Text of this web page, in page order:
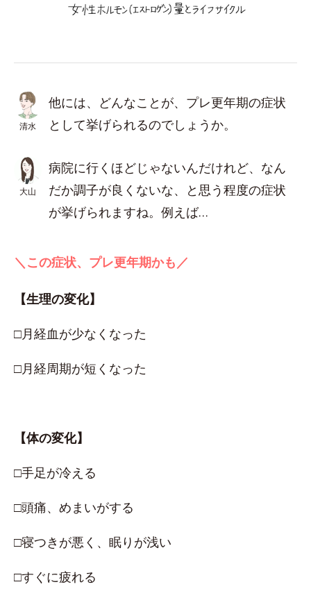
清水
他には、どんなことが、プレ更年期の症状
として挙げられるのでしょうか。
大山
病院に行くほどじゃないんだけれど、なん
だか調子が良くないな、と思う程度の症状
が挙げられますね。例えば…
＼この症状、プレ更年期かも／
【生理の変化】
□月経血が少なくなった
□月経周期が短くなった
【体の変化】
□手足が冷える
□頭痛、めまいがする
□寝つきが悪く、眠りが浅い
□すぐに疲れる